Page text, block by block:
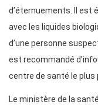
d’éternuements. Il est
avec les liquides
d’une personne
est recommandé
centre de santé le plus
Le ministère de la